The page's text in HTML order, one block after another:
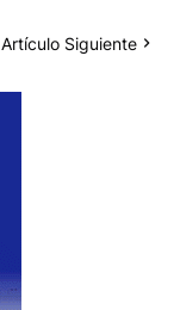
Artículo Siguiente